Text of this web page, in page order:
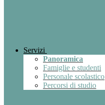
Servizi
Panoramica
Famiglie e studenti
Personale scolastico
Percorsi di studio